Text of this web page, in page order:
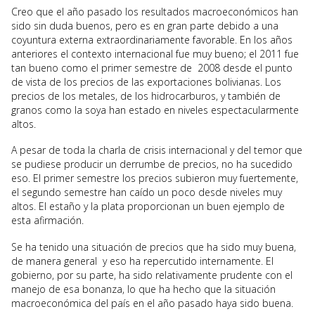
Creo que el año pasado los resultados macroeconómicos han
sido sin duda buenos, pero es en gran parte debido a una
coyuntura externa extraordinariamente favorable. En los años
anteriores el contexto internacional fue muy bueno; el 2011 fue
tan bueno como el primer semestre de 2008 desde el punto
de vista de los precios de las exportaciones bolivianas. Los
precios de los metales, de los hidrocarburos, y también de
granos como la soya han estado en niveles espectacularmente
altos.
A pesar de toda la charla de crisis internacional y del temor que
se pudiese producir un derrumbe de precios, no ha sucedido
eso. El primer semestre los precios subieron muy fuertemente,
el segundo semestre han caído un poco desde niveles muy
altos. El estaño y la plata proporcionan un buen ejemplo de
esta afirmación.
Se ha tenido una situación de precios que ha sido muy buena,
de manera general y eso ha repercutido internamente. El
gobierno, por su parte, ha sido relativamente prudente con el
manejo de esa bonanza, lo que ha hecho que la situación
macroeconómica del país en el año pasado haya sido buena.